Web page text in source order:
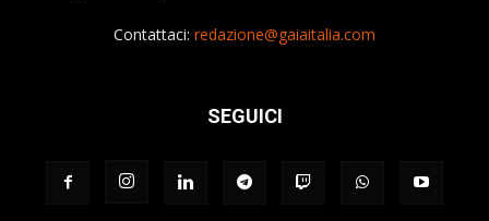
Contattaci: redazione@gaiaitalia.com
SEGUICI